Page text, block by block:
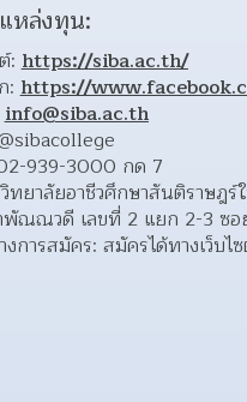
หล่งทุน:
ต์: https://siba.ac.th/
: https://
info@siba.ac.th
939-3000 กด 7
ทยาลัยอาชีวศึกษาสันติราษฎร์
พัณณวดี เลขที่ 2 แยก 2-3 ซ
งการสมัคร: สมัครได้ทางเว็บ